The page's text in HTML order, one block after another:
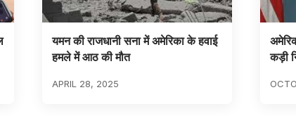
यमन की राजधानी सना में अमेरिका के हवाई
हमले में आठ की मौत
APRIL 28, 2025
कड़ी